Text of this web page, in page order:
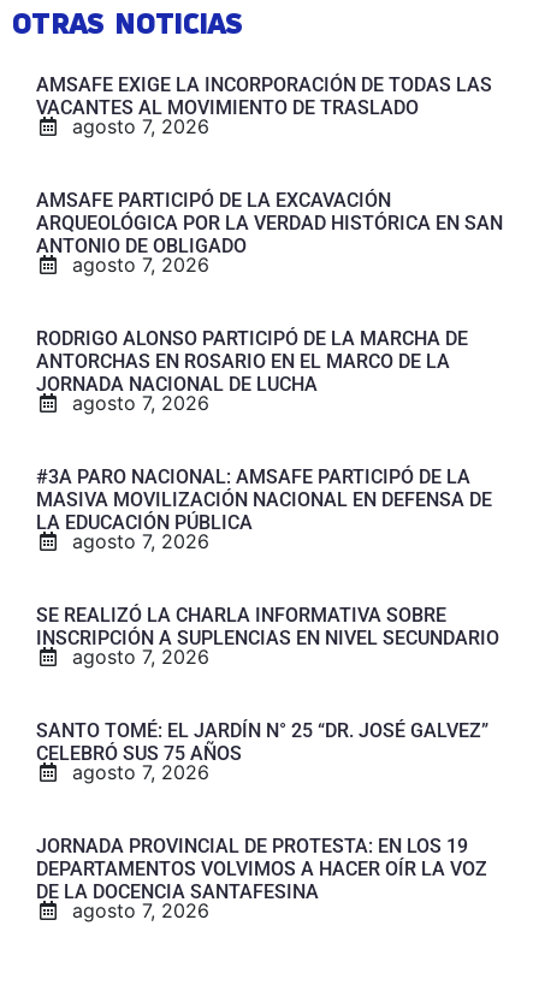
OTRAS NOTICIAS
AMSAFE EXIGE LA INCORPORACIÓN DE TODAS LAS
VACANTES AL MOVIMIENTO DE TRASLADO
agosto 7, 2026
AMSAFE PARTICIPÓ DE LA EXCAVACIÓN
ARQUEOLÓGICA POR LA VERDAD HISTÓRICA EN SAN
ANTONIO DE OBLIGADO
agosto 7, 2026
RODRIGO ALONSO PARTICIPÓ DE LA MARCHA DE
ANTORCHAS EN ROSARIO EN EL MARCO DE LA
JORNADA NACIONAL DE LUCHA
agosto 7, 2026
#3A PARO NACIONAL: AMSAFE PARTICIPÓ DE LA
MASIVA MOVILIZACIÓN NACIONAL EN DEFENSA DE
LA EDUCACIÓN PÚBLICA
agosto 7, 2026
SE REALIZÓ LA CHARLA INFORMATIVA SOBRE
INSCRIPCIÓN A SUPLENCIAS EN NIVEL SECUNDARIO
agosto 7, 2026
SANTO TOMÉ: EL JARDÍN N° 25 “DR. JOSÉ GALVEZ”
CELEBRÓ SUS 75 AÑOS
agosto 7, 2026
JORNADA PROVINCIAL DE PROTESTA: EN LOS 19
DEPARTAMENTOS VOLVIMOS A HACER OÍR LA VOZ
DE LA DOCENCIA SANTAFESINA
agosto 7, 2026